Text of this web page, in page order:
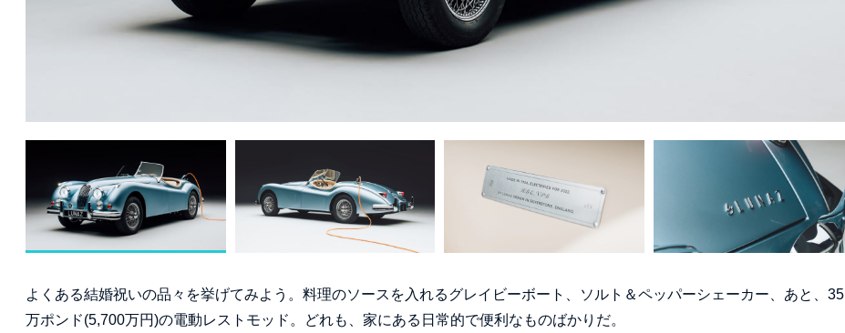
よくある結婚祝いの品々を挙げてみよう。料理のソースを入れるグレイビーボート、ソルト＆ペッパーシェーカー、あと、35
万ポンド(5,700万円)の電動レストモッド。どれも、家にある日常的で便利なものばかりだ。